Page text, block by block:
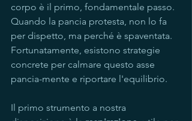
corpo è il primo, fondamentale passo.
Quando la pancia protesta, non lo fa
per dispetto, ma perché è spaventata.
Fortunatamente, esistono strategie
concrete per calmare questo asse
pancia-mente e riportare l'equilibrio.
Il primo strumento a nostra